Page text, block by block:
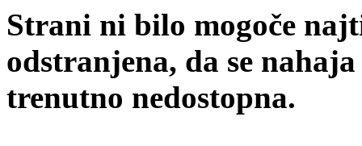
Strani ni bilo mogoče
odstranjena, da se
trenutno nedostopna.